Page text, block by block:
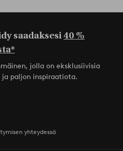
saadaksesi40 %
jolla on eksklusiivisia
paljon inspiraatiota.
yhteydessä